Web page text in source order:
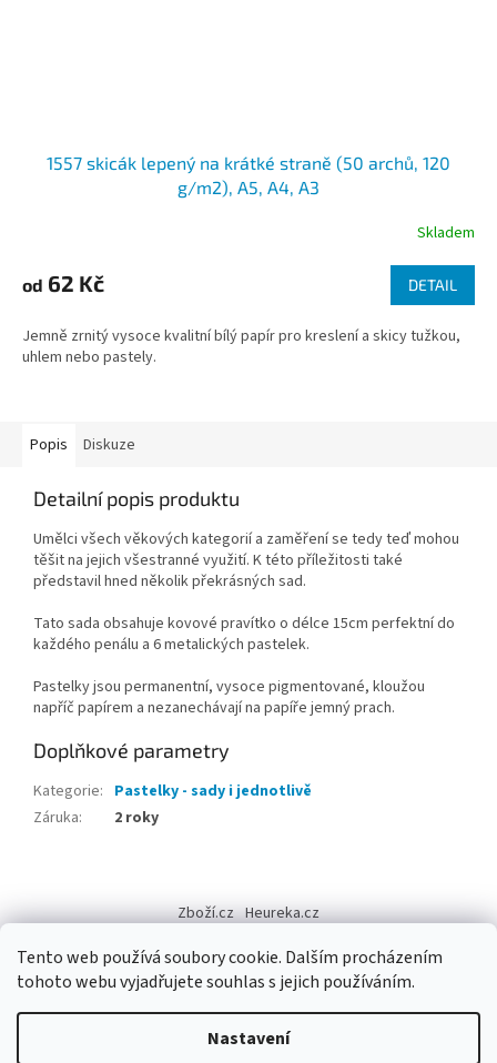
Tento web používá soubory cookie. Dalším procházením
tohoto webu vyjadřujete souhlas s jejich používáním.
Nastavení
1557 skicák lepený na krátké straně (50 archů, 120
g/m2), A5, A4, A3
Skladem
od 62 Kč DETAIL
Jemně zrnitý vysoce kvalitní bílý papír pro kreslení a skicy tužkou,
uhlem nebo pastely.
Popis Diskuze
Detailní popis produktu
Umělci všech věkových kategorií a zaměření se tedy teď mohou
těšit na jejich všestranné využití. K této příležitosti také
představil hned několik překrásných sad.
Tato sada obsahuje kovové pravítko o délce 15cm perfektní do
každého penálu a 6 metalických pastelek.
Pastelky jsou permanentní, vysoce pigmentované, kloužou
napříč papírem a nezanechávají na papíře jemný prach.
Doplňkové parametry
Kategorie: Pastelky - sady i jednotlivě
Záruka: 2 roky
p
Zboží.cz Heureka.cz